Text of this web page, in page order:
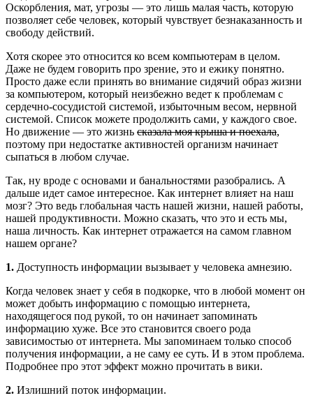
Оскорбления, мат, угрозы — это лишь малая часть, которую
позволяет себе человек, который чувствует безнаказанность и
свободу действий.
Хотя скорее это относится ко всем компьютерам в целом.
Даже не будем говорить про зрение, это и ежику понятно.
Просто даже если принять во внимание сидячий образ жизни
за компьютером, который неизбежно ведет к проблемам с
сердечно-сосудистой системой, избыточным весом, нервной
системой. Список можете продолжить сами, у каждого свое.
Но движение — это жизнь сказала моя крыша и поехала,
поэтому при недостатке активностей организм начинает
сыпаться в любом случае.
Так, ну вроде с основами и банальностями разобрались. А
дальше идет самое интересное. Как интернет влияет на наш
мозг? Это ведь глобальная часть нашей жизни, нашей работы,
нашей продуктивности. Можно сказать, что это и есть мы,
наша личность. Как интернет отражается на самом главном
нашем органе?
1. Доступность информации вызывает у человека амнезию.
Когда человек знает у себя в подкорке, что в любой момент он
может добыть информацию с помощью интернета,
находящегося под рукой, то он начинает запоминать
информацию хуже. Все это становится своего рода
зависимостью от интернета. Мы запоминаем только способ
получения информации, а не саму ее суть. И в этом проблема.
Подробнее про этот эффект можно прочитать в вики.
2. Излишний поток информации.